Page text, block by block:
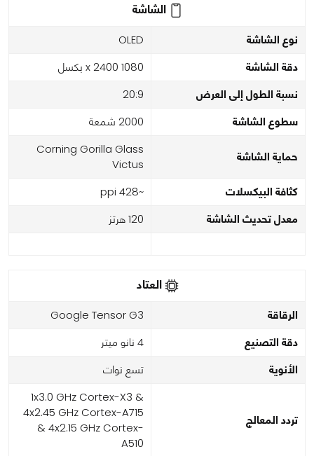
الشاشة
نوع الشاشة OLED
دقة الشاشة 1080 x 2400 بكسل
نسبة الطول إلى العرض 20:9
سطوع الشاشة 2000 شمعة
حماية الشاشة
Corning Gorilla Glass
Victus
كثافة البيكسلات ~428 ppi
معدل تحديث الشاشة 120 هرتز
العتاد
الرقاقة Google Tensor G3
دقة التصنيع 4 نانو ميتر
الأنوية تسع نوات
تردد المعالج
1x3.0 GHz Cortex-X3 &
4x2.45 GHz Cortex-A715
& 4x2.15 GHz Cortex-
A510